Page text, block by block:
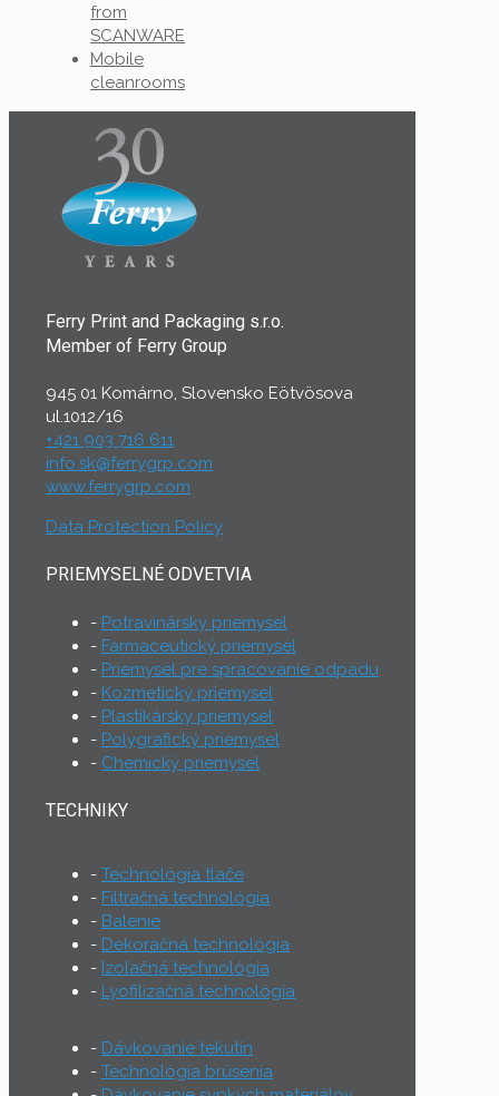
from
SCANWARE
Mobile
cleanrooms
Ferry Print and Packaging s.r.o.
Member of Ferry Group
945 01 Komárno, Slovensko Eötvösova
ul.1012/16
+421 903 716 611
info.sk@ferrygrp.com
www.ferrygrp.com
Data Protection Policy
PRIEMYSELNÉ ODVETVIA
Potravinársky priemysel
Farmaceutický priemysel
Priemysel pre spracovanie odpadu
Kozmetický priemysel
Plastikársky priemysel
Polygrafický priemysel
Chemický priemysel
TECHNIKY
Technológia tlače
Filtračná technológia
Balenie
Dekoračná technológia
Izolačná technológia
Lyofilizačná technológia
Dávkovanie tekutín
Technológia brúsenia